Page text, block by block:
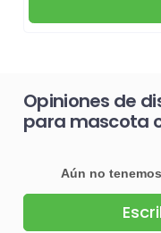
Opiniones de
para mascota
Aún no